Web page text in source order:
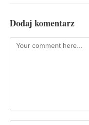
Dodaj komentarz